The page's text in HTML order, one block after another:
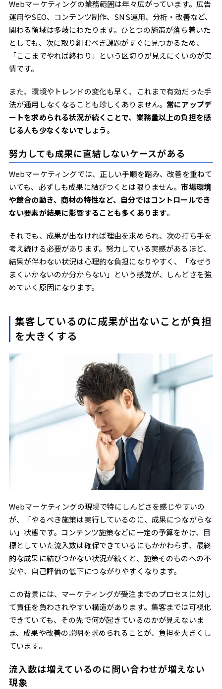
Webマーケティングの業務範囲は年々広がっています。広告
運用やSEO、コンテンツ制作、SNS運用、分析・改善など、
関わる領域は多岐にわたります。ひとつの施策が落ち着いた
としても、次に取り組むべき課題がすぐに見つかるため、
「ここまでやれば終わり」という区切りが見えにくいのが実
情です。
また、環境やトレンドの変化も早く、これまで有効だった手
法が通用しなくなることも珍しくありません。 常にアップデ
ートを求められる状況が続くことで、業務量以上の負担を感
じる人も少なくないでしょう。
努力しても成果に直結しないケースがある
Webマーケティングでは、正しい手順を踏み、改善を重ねて
いても、必ずしも成果に結びつくとは限りません。市場環境
や競合の動き、商材の特性など、自分ではコントロールでき
ない要素が結果に影響することも多くあります。
それでも、成果が出なければ理由を求められ、次の打ち手を
考え続ける必要があります。努力している実感があるほど、
結果が伴わない状況は心理的な負担になりやすく、「なぜう
まくいかないのか分からない」という感覚が、しんどさを強
めていく原因になります。
集客しているのに成果が出ないことが負担
を大きくする
Webマーケティングの現場で特にしんどさを感じやすいの
が、「やるべき施策は実行しているのに、成果につながらな
い」状態です。コンテンツ施策などに一定の予算をかけ、目
標としていた流入数は確保できているにもかかわらず、最終
的な成果に結びつかない状況が続くと、施策そのものへの不
安や、自己評価の低下につながりやすくなります。
この背景には、マーケティングが受注までのプロセスに対し
て責任を負わされやすい構造があります。集客までは可視化
できていても、その先で何が起きているのかが見えないま
ま、成果や改善の説明を求められることが、負担を大きくし
ています。
流入数は増えているのに問い合わせが増えない
現象